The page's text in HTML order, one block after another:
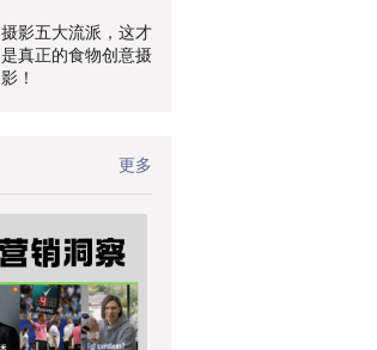
摄影五大流派，这才
是真正的食物创意摄
影！
更多